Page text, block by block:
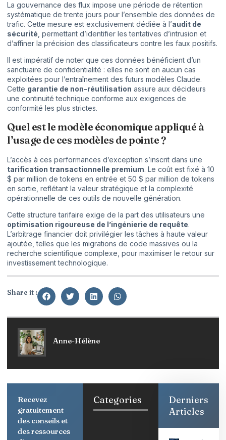
La gouvernance des flux impose une période de rétention
systématique de trente jours pour l’ensemble des données de
trafic. Cette mesure est exclusivement dédiée à l’audit de
sécurité , permettant d’identifier les tentatives d’intrusion et
d’affiner la précision des classificateurs contre les faux positifs.
Il est impératif de noter que ces données bénéficient d’un
sanctuaire de confidentialité : elles ne sont en aucun cas
exploitées pour l’entraînement des futurs modèles Claude.
Cette garantie de non-réutilisation assure aux décideurs
une continuité technique conforme aux exigences de
conformité les plus strictes.
Quel est le modèle économique appliqué à
l’usage de ces modèles de pointe ?
L’accès à ces performances d’exception s’inscrit dans une
tarification transactionnelle premium. Le coût est fixé à 10
$ par million de tokens en entrée et 50 $ par million de tokens
en sortie, reflétant la valeur stratégique et la complexité
opérationnelle de ces outils de nouvelle génération.
Cette structure tarifaire exige de la part des utilisateurs une
optimisation rigoureuse de l’ingénierie de requête.
L’arbitrage financier doit privilégier les tâches à haute valeur
ajoutée, telles que les migrations de code massives ou la
recherche scientifique complexe, pour maximiser le retour sur
investissement technologique.
Share it :
Anne-Hélène
Recevez
gratuitement
des conseils et
des ressources
Categories
Derniers
Articles